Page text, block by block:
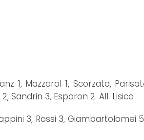
1, Mazzarol 1, Scorzato,
Sandrin 3, Esparon 2. All. Lisica
3, Rossi 3, Giambartolomei